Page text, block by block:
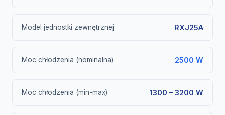
Model jednostki zewnętrznej RXJ25A
Moc chłodzenia (nominalna) 2500 W
Moc chłodzenia (min-max) 1300 – 3200 W